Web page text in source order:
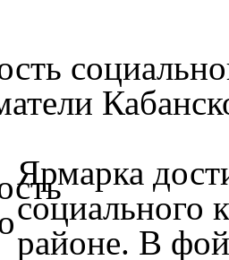
Ярмарка
социального
районе. В